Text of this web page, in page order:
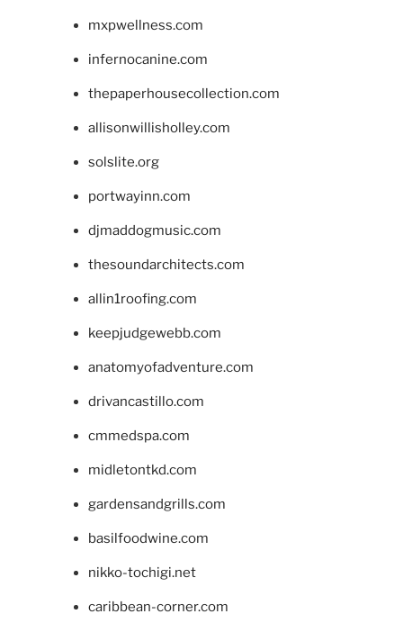
mxpwellness.com
infernocanine.com
thepaperhousecollection.com
allisonwillisholley.com
solslite.org
portwayinn.com
djmaddogmusic.com
thesoundarchitects.com
allin1roofing.com
keepjudgewebb.com
anatomyofadventure.com
drivancastillo.com
cmmedspa.com
midletontkd.com
gardensandgrills.com
basilfoodwine.com
nikko-tochigi.net
caribbean-corner.com